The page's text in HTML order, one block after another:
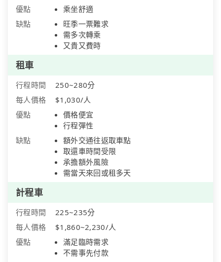
優點
乘坐舒適
缺點
旺季一票難求
需多次轉乘
又貴又費時
租車
行程時間
250~280分
每人價格
$1,030/人
優點
價格便宜
行程彈性
缺點
額外交通往返取車點
取還車時間受限
承擔額外風險
需當天來回或租多天
計程車
行程時間
225~235分
每人價格
$1,860~2,230/人
優點
滿足臨時需求
不需事先付款